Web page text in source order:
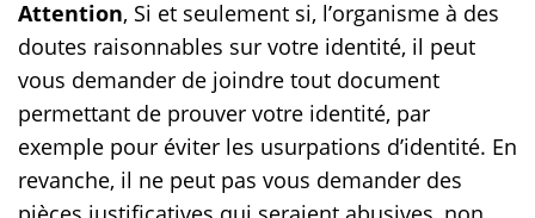
Attention, Si et seulement si, l’organisme à des
doutes raisonnables sur votre identité, il peut
vous demander de joindre tout document
permettant de prouver votre identité, par
exemple pour éviter les usurpations d’identité. En
revanche, il ne peut pas vous demander des